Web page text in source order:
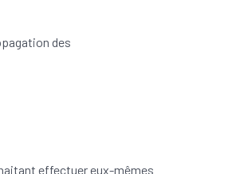
des
effectuer eux-mêmes